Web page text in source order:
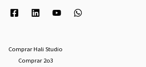
Comprar Hali Studio
Comprar 2o3